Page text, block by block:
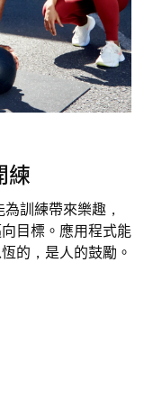
練
訓練帶來樂趣，
目標。應用程式能
的，是人的鼓勵。